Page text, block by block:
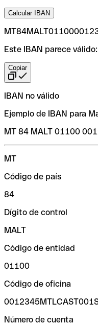
Calcular IBAN
Este IBAN parece válido:
Copiar
IBAN no válido
Ejemplo de IBAN para
MT 84 MALT 01100
MT
Código de país
84
Dígito de control
MALT
Código de entidad
01100
Código de oficina
Número de cuenta